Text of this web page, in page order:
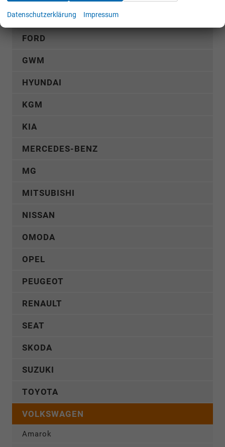
FIAT
FORD
GWM
HYUNDAI
KGM
KIA
MERCEDES-BENZ
MG
MITSUBISHI
NISSAN
OMODA
OPEL
PEUGEOT
RENAULT
SEAT
SKODA
SUZUKI
TOYOTA
VOLKSWAGEN
Amarok
Datenschutzerklärung Impressum